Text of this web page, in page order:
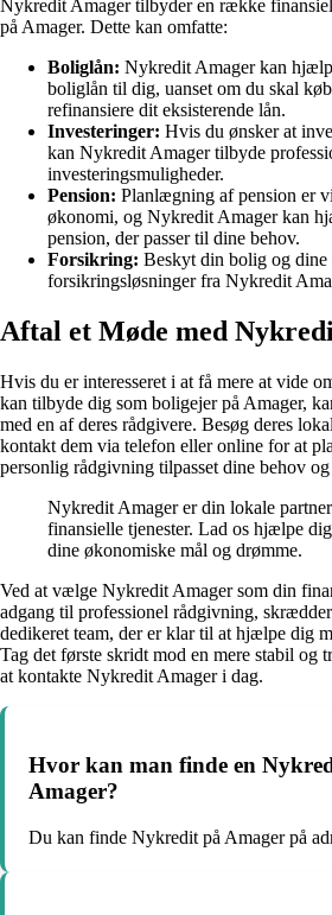
Nykredit Amager tilbyder en række
på Amager. Dette kan omfatte:
Boliglån: Nykredit Amager kan
boliglån til dig, uanset om du skal
refinansiere dit eksisterende lån.
Investeringer: Hvis du ønsker at
kan Nykredit Amager tilbyde
investeringsmuligheder.
Pension: Planlægning af pension er
økonomi, og Nykredit Amager kan
pension, der passer til dine behov.
Forsikring: Beskyt din bolig og dine
forsikringsløsninger fra Nykredit
Aftal et Møde med
Hvis du er interesseret i at få mere at vide
kan tilbyde dig som boligejer på Amager,
med en af deres rådgivere. Besøg deres
kontakt dem via telefon eller online for at
personlig rådgivning tilpasset dine behov
Nykredit Amager er din lokale
finansielle tjenester. Lad os hjælpe
dine økonomiske mål og drømme.
Ved at vælge Nykredit Amager som din
adgang til professionel rådgivning,
dedikeret team, der er klar til at hjælpe dig
Tag det første skridt mod en mere stabil og
at kontakte Nykredit Amager i dag.
Hvor kan man finde en
Amager?
Du kan finde Nykredit på Amager på